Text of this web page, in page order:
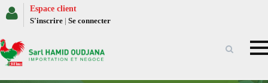
Espace client
S'inscrire | Se connecter